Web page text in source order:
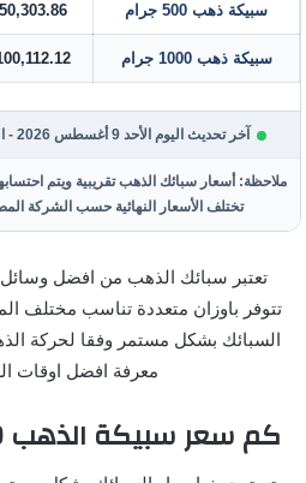
سبيكة ذهب 500 جرام 50,303.86
سبيكة ذهب 1000 جرام
آخر تحديث اليوم الأحد 9 أغسطس 2026 - الساعة 2:05 مساءً بتوقيت الأردن
ملاحظة: أسعار سبائك الذهب تقريبية ويتم
تختلف الأسعار النهائية حسب الشركة
تعتبر سبائك الذهب من افضل وسائل
تتوفر باوزان متعددة تناسب مختلف
السبائك بشكل مستمر وفقا لحركة
معرفة افضل اوقات
كم سعر سبيكة الذهب 10 جرام في الاردن